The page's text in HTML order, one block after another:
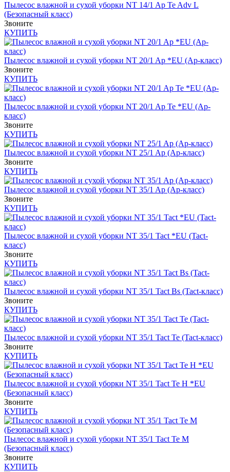
Пылесос влажной и сухой уборки NT 14/1 Ap Te Adv L
(Безопасный класс)
Звоните
КУПИТЬ
Пылесос влажной и сухой уборки NT 20/1 Ap *EU (Ap-класс)
Звоните
КУПИТЬ
Пылесос влажной и сухой уборки NT 20/1 Ap Te *EU (Ap-
класс)
Звоните
КУПИТЬ
Пылесос влажной и сухой уборки NT 25/1 Ap (Ap-класс)
Звоните
КУПИТЬ
Пылесос влажной и сухой уборки NT 35/1 Ap (Ap-класс)
Звоните
КУПИТЬ
Пылесос влажной и сухой уборки NT 35/1 Tact *EU (Tact-
класс)
Звоните
КУПИТЬ
Пылесос влажной и сухой уборки NT 35/1 Tact Bs (Tact-класс)
Звоните
КУПИТЬ
Пылесос влажной и сухой уборки NT 35/1 Tact Te (Tact-класс)
Звоните
КУПИТЬ
Пылесос влажной и сухой уборки NT 35/1 Tact Te H *EU
(Безопасный класс)
Звоните
КУПИТЬ
Пылесос влажной и сухой уборки NT 35/1 Tact Te M
(Безопасный класс)
Звоните
КУПИТЬ